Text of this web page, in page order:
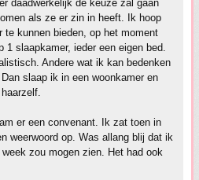
daadwerkelijk de keuze zal gaan
als ze er zin in heeft. Ik hoop
te kunnen bieden, op het moment
1 slaapkamer, ieder een eigen bed.
Andere wat ik kan bedenken
slaap ik in een woonkamer en
er een convenant. Ik zat toen in
weerwoord op. Was allang blij dat ik
zou mogen zien. Het had ook